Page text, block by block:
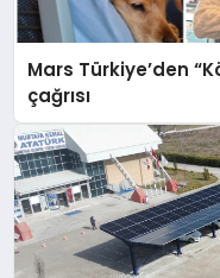
Mars Türkiye’den
çağrısı